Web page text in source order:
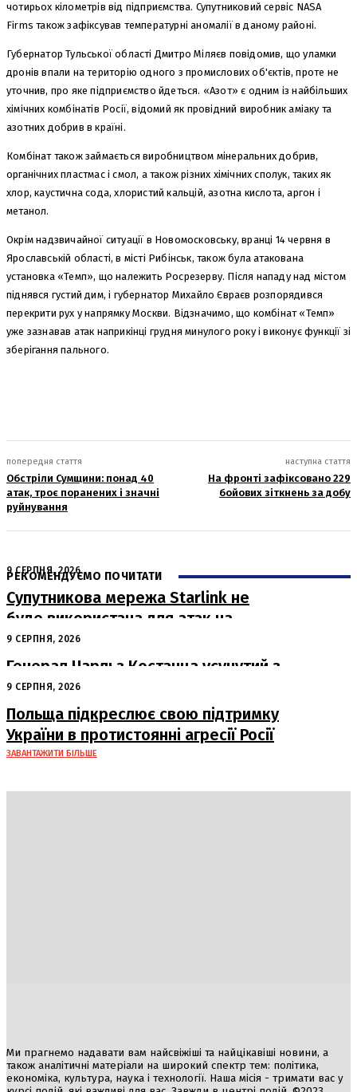
чотирьох кілометрів від підприємства. Супутниковий сервіс NASA
Firms також зафіксував температурні аномалії в даному районі.
Губернатор Тульської області Дмитро Міляєв повідомив, що уламки
дронів впали на територію одного з промислових об'єктів, проте не
уточнив, про яке підприємство йдеться. «Азот» є одним із найбільших
хімічних комбінатів Росії, відомий як провідний виробник аміаку та
азотних добрив в країні.
Комбінат також займається виробництвом мінеральних добрив,
органічних пластмас і смол, а також різних хімічних сполук, таких як
хлор, каустична сода, хлористий кальцій, азотна кислота, аргон і
метанол.
Окрім надзвичайної ситуації в Новомосковську, вранці 14 червня в
Ярославській області, в місті Рибінськ, також була атакована
установка «Темп», що належить Росрезерву. Після нападу над містом
піднявся густий дим, і губернатор Михайло Євраєв розпорядився
перекрити рух у напрямку Москви. Відзначимо, що комбінат «Темп»
уже зазнавав атак наприкінці грудня минулого року і виконує функції зі
зберігання пального.
попередня стаття
Обстріли Сумщини: понад 40
атак, троє поранених і значні
руйнування
наступна стаття
На фронті зафіксовано 229
бойових зіткнень за добу
РЕКОМЕНДУЄМО ПОЧИТАТИ
9 СЕРПНЯ, 2026
Супутникова мережа Starlink не
буде використана для атак на
російські пускові установки
9 СЕРПНЯ, 2026
Генерал Чарльз Костанца усунутий з
посади: Пентагон вживає заходів
9 СЕРПНЯ, 2026
Польща підкреслює свою підтримку
України в протистоянні агресії Росії
ЗАВАНТАЖИТИ БІЛЬШЕ
Ми прагнемо надавати вам найсвіжіші та найцікавіші новини, а
також аналітичні матеріали на широкий спектр тем: політика,
економіка, культура, наука і технології. Наша місія - тримати вас у